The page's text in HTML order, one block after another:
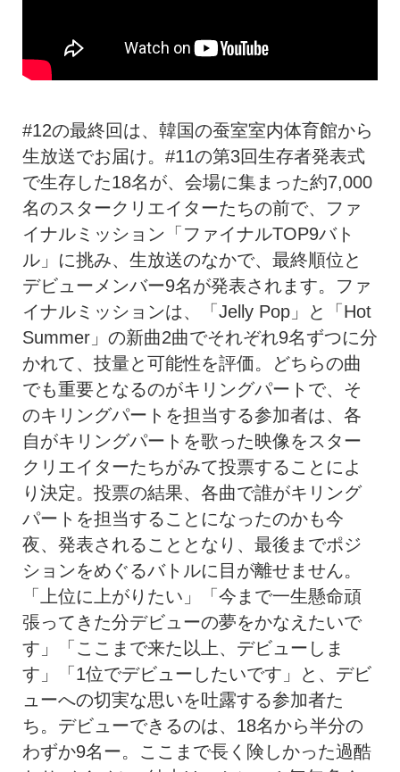
#12の最終回は、韓国の蚕室室内体育館から
生放送でお届け。#11の第3回生存者発表式
で生存した18名が、会場に集まった約7,000
名のスタークリエイターたちの前で、ファ
イナルミッション「ファイナルTOP9バト
ル」に挑み、生放送のなかで、最終順位と
デビューメンバー9名が発表されます。ファ
イナルミッションは、「Jelly Pop」と「Hot
Summer」の新曲2曲でそれぞれ9名ずつに分
かれて、技量と可能性を評価。どちらの曲
でも重要となるのがキリングパートで、そ
のキリングパートを担当する参加者は、各
自がキリングパートを歌った映像をスター
クリエイターたちがみて投票することによ
り決定。投票の結果、各曲で誰がキリング
パートを担当することになったのかも今
夜、発表されることとなり、最後までポジ
ションをめぐるバトルに目が離せません。
「上位に上がりたい」「今まで一生懸命頑
張ってきた分デビューの夢をかなえたいで
す」「ここまで来た以上、デビューしま
す」「1位でデビューしたいです」と、デビ
ューへの切実な思いを吐露する参加者た
ち。デビューできるのは、18名から半分の
わずか9名ー。ここまで長く険しかった過酷